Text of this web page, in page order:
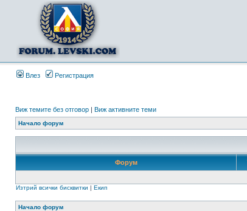
Влез Регистрация
Виж темите без отговор | Виж активните теми
Начало форум
Форум
Изтрий всички бисквитки | Екип
Начало форум